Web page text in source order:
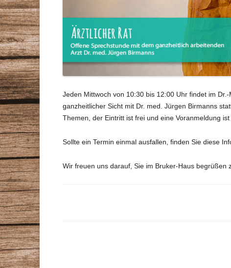
Jeden Mittwoch von 10:30 bis 12:00 Uhr findet im
ganzheitlicher Sicht mit Dr. med. Jürgen Birmanns
Themen, der Eintritt ist frei und eine Voranmeldung
Sollte ein Termin einmal ausfallen, finden Sie diese
Wir freuen uns darauf, Sie im Bruker-Haus begrüßen